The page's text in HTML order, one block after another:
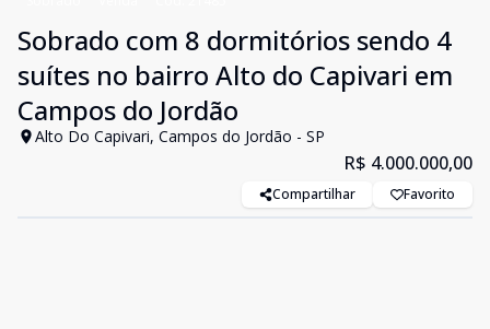
Sobrado com 8 dormitórios sendo 4
suítes no bairro Alto do Capivari em
Campos do Jordão
Alto Do Capivari, Campos do Jordão - SP
R$ 4.000.000,00
Compartilhar Favorito